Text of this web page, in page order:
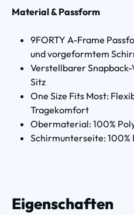
Material & Passform
9FORTY A-Frame
und vorgeformtem
Verstellbarer
Sitz
One Size Fits Most:
Tragekomfort
Obermaterial: 100%
Schirmunterseite: 100%
Eigenschaften